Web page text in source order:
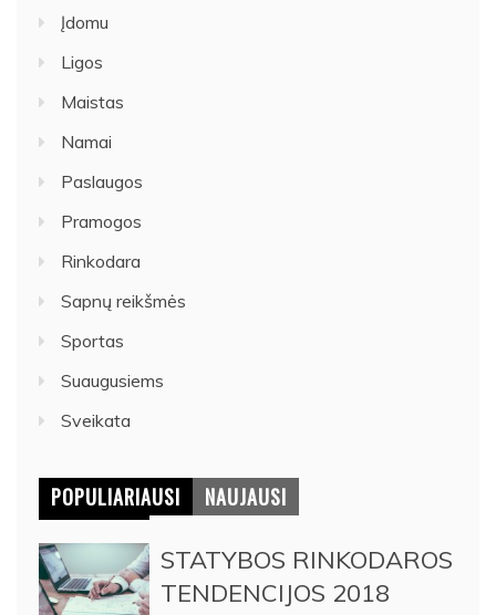
Įdomu
Ligos
Maistas
Namai
Paslaugos
Pramogos
Rinkodara
Sapnų reikšmės
Sportas
Suaugusiems
Sveikata
POPULIARIAUSI NAUJAUSI
STATYBOS RINKODAROS
TENDENCIJOS 2018